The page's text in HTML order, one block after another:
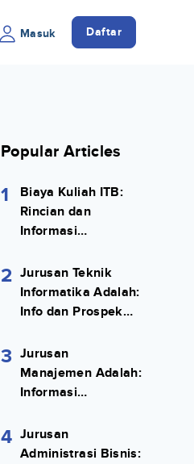
Masuk Daftar
Popular Articles
1
Biaya Kuliah ITB:
Rincian dan
Informasi
2 Jurusan Teknik
Informatika Adalah:
Info dan Prospek
3 Jurusan
Manajemen Adalah:
Informasi
4 Jurusan
Administrasi Bisnis: